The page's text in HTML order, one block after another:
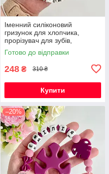
Іменний силіконовий
гризунок для хлопчика,
прорізувач для зубів,
Космонавт (світло-сірий)
Готово до відправки
248 ₴ 310 ₴
Купити
–20%